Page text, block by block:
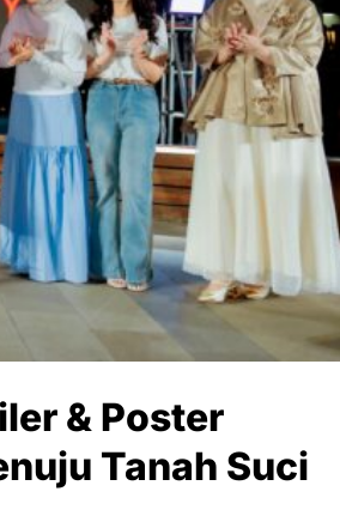
& Poster
Tanah Suci